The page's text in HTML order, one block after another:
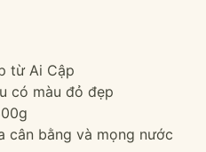
từ Ai Cập
có màu đỏ đẹp
cân bằng và mọng nước